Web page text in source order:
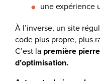
une expérience
À l’inverse, un site
code plus propre, plus
C’est la première
d’optimisation.